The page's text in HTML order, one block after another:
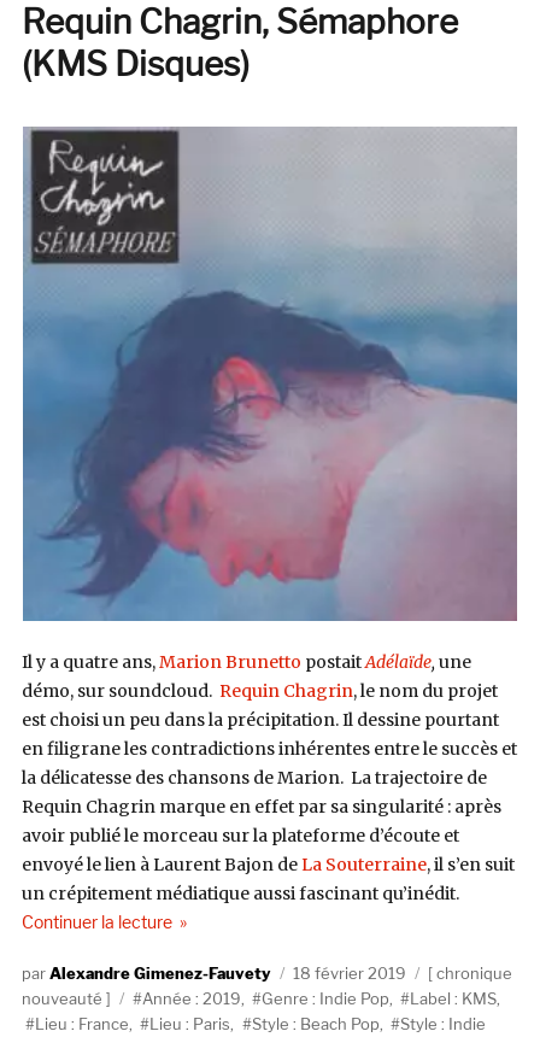
Requin Chagrin, Sémaphore
(KMS Disques)
Il y a quatre ans,Marion Brunetto postaitAdélaïde, une
démo, sur soundcloud. Requin Chagrin, le nom du projet
est choisi un peu dans la précipitation. Il dessine pourtant
en filigrane les contradictions inhérentes entre le succès et
la délicatesse des chansons de Marion. La trajectoire de
Requin Chagrin marque en effet par sa singularité : après
avoir publié le morceau sur la plateforme d’écoute et
envoyé le lien à Laurent Bajon deLa Souterraine, il s’en suit
un crépitement médiatique aussi fascinant qu’inédit.
Continuer la lecturede « Requin Chagrin, Sémaphore (KMS Disques)
AuteurAlexandre Gimenez-Fauvety
Publié
le
18 février 2019 Catégories
chronique
nouveauté
Étiquettes
Année : 2019 Genre : Indie Pop Label : KMS
Lieu : France
Lieu : Paris Style : Beach Pop
Style : Indie